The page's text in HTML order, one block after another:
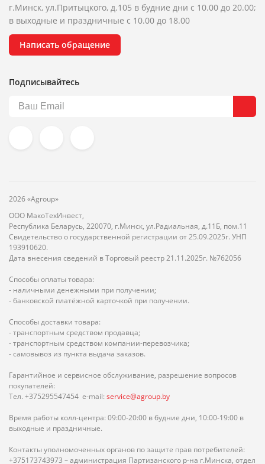
г.Минск, ул.Притыцкого, д.105 в будние дни с 10.00 до 20.00;
в выходные и праздничные с 10.00 до 18.00
Написать обращение
Подписывайтесь
2026 «Agroup»
ООО МакоТехИнвест,
Республика Беларусь, 220070, г.Минск, ул.Радиальная, д.11Б, пом.11
Свидетельство о государственной регистрации от 25.09.2025г. УНП
193910620.
Дата внесения сведений в Торговый реестр 21.11.2025г. №762056
Способы оплаты товара:
- наличными денежными при получении;
- банковской платёжной карточкой при получении.
Способы доставки товара:
- транспортным средством продавца;
- транспортным средством компании-перевозчика;
- самовывоз из пункта выдача заказов.
Гарантийное и сервисное обслуживание, разрешение вопросов
покупателей:
Тел. +375295547454 e-mail: service@agroup.by
Время работы колл-центра: 09:00-20:00 в будние дни, 10:00-19:00 в
выходные и праздничные.
Контакты уполномоченных органов по защите прав потребителей:
+375173743973 – администрация Партизанского р-на г.Минска, отдел